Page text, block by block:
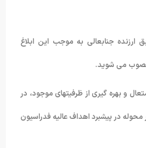
ارزنده جنابعالی به موجب این ابلاغ
می شوید.
و بهره گیری از ظرفیتهای موجود، در
در پیشبرد اهداف عالیه فدراسیون